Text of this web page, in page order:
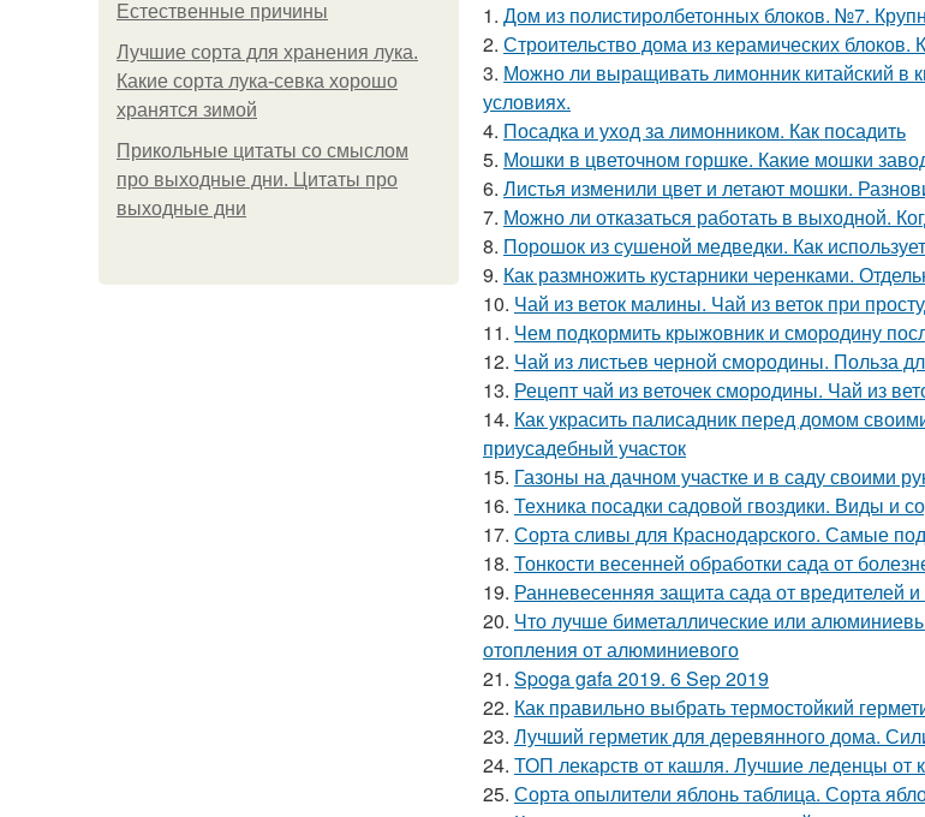
Естественные причины
Лучшие сорта для хранения лука.
Какие сорта лука-севка хорошо
хранятся зимой
Прикольные цитаты со смыслом
про выходные дни. Цитаты про
выходные дни
1. Дом из полистиролбетонных блоков. №7.
2. Строительство дома из керамических
3. Можно ли выращивать лимонник китайский в
условиях.
4. Посадка и уход за лимонником. Как посадить
5. Мошки в цветочном горшке. Какие мошки
6. Листья изменили цвет и летают мошки.
7. Можно ли отказаться работать в выходной.
8. Порошок из сушеной медведки. Как
9. Как размножить кустарники черенками.
10. Чай из веток малины. Чай из веток при
11. Чем подкормить крыжовник и смородину
12. Чай из листьев черной смородины. Польза
13. Рецепт чай из веточек смородины. Чай из
14. Как украсить палисадник перед домом
приусадебный участок
15. Газоны на дачном участке и в саду своими
16. Техника посадки садовой гвоздики. Виды и
17. Сорта сливы для Краснодарского. Самые
18. Тонкости весенней обработки сада от
19. Ранневесенняя защита сада от вредителей
20. Что лучше биметаллические или
отопления от алюминиевого
21. Spoga gafa 2019. 6 Sep 2019
22. Как правильно выбрать термостойкий
23. Лучший герметик для деревянного дома.
24. ТОП лекарств от кашля. Лучшие леденцы от
25. Сорта опылители яблонь таблица. Сорта